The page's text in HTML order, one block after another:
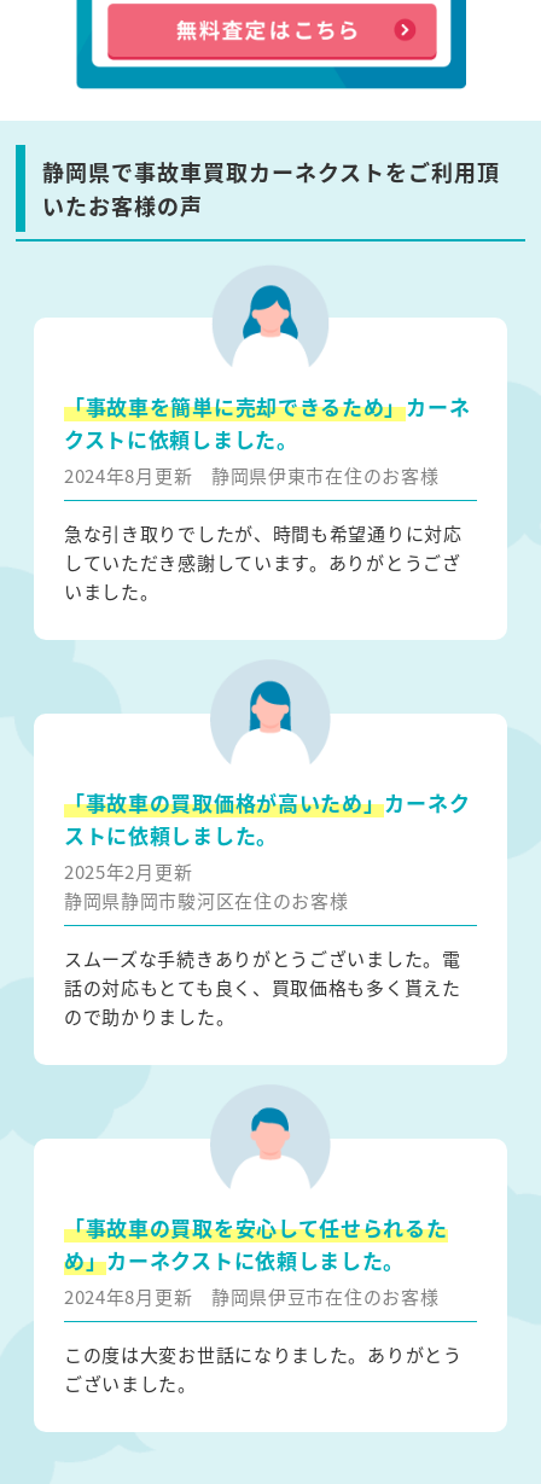
静岡県で事故車買取カーネクストをご利用頂
いたお客様の声
「事故車を簡単に売却できるため」カーネ
クストに依頼しました。
2024年8月更新 静岡県伊東市在住のお客様
急な引き取りでしたが、時間も希望通りに対応
していただき感謝しています。ありがとうござ
いました。
「事故車の買取価格が高いため」カーネク
ストに依頼しました。
2025年2月更新
静岡県静岡市駿河区在住のお客様
スムーズな手続きありがとうございました。電
話の対応もとても良く、買取価格も多く貰えた
ので助かりました。
「事故車の買取を安心して任せられるた
め」カーネクストに依頼しました。
2024年8月更新 静岡県伊豆市在住のお客様
この度は大変お世話になりました。ありがとう
ございました。